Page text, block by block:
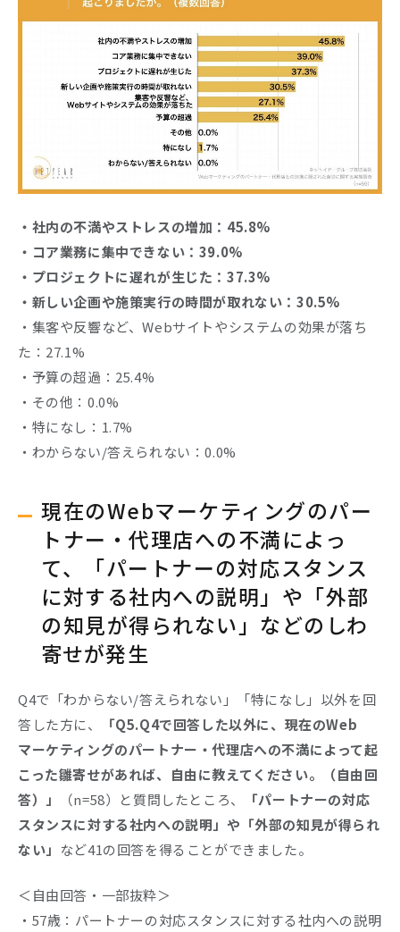
・社内の不満やストレスの増加：45.8%
・コア業務に集中できない：39.0%
・プロジェクトに遅れが生じた：37.3%
・新しい企画や施策実行の時間が取れない：30.5%
・集客や反響など、Webサイトやシステムの効果が落ち
た：27.1%
・予算の超過：25.4%
・その他：0.0%
・特になし：1.7%
・わからない/答えられない：0.0%
現在のWebマーケティングのパー
トナー・代理店への不満によっ
て、「パートナーの対応スタンス
に対する社内への説明」や「外部
の知見が得られない」などの しわ
寄せが発生
Q4で「わからない/答えられない」「特になし」以外を回
答した方に、
「Q5.Q4で回答した以外に、現在のWeb
マーケティングのパートナー・代理店への不満によって起
こった雛寄せがあれば、自由に教えてください。（自由回
答）」
（n=58）と質問したところ、
「パートナーの対応
スタンスに対する社内への説明」や「外部の知見が得られ
ない」 など41の回答を得ることができました。
＜自由回答・一部抜粋＞
・57歳：パートナーの対応スタンスに対する社内への説明